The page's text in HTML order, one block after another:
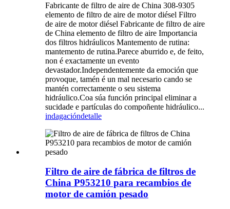
Fabricante de filtro de aire de China 308-9305
elemento de filtro de aire de motor diésel Filtro
de aire de motor diésel Fabricante de filtro de aire
de China elemento de filtro de aire Importancia
dos filtros hidráulicos Mantemento de rutina:
mantemento de rutina.Parece aburrido e, de feito,
non é exactamente un evento
devastador.Independentemente da emoción que
provoque, tamén é un mal necesario cando se
mantén correctamente o seu sistema
hidráulico.Coa súa función principal eliminar a
sucidade e partículas do compoñente hidráulico...
indagacióndetalle
Filtro de aire de fábrica de filtros de
China P953210 para recambios de
motor de camión pesado